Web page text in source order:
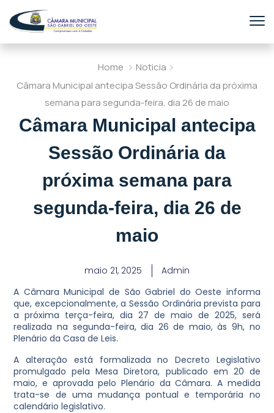
Home
Noticia
Câmara Municipal antecipa Sessão Ordinária da próxima
semana para segunda-feira, dia 26 de maio
Câmara Municipal antecipa
Sessão Ordinária da
próxima semana para
segunda-feira, dia 26 de
maio
maio 21, 2025
Admin
A Câmara Municipal de São Gabriel do Oeste informa
que, excepcionalmente, a Sessão Ordinária prevista para
a próxima terça-feira, dia 27 de maio de 2025, será
realizada na segunda-feira, dia 26 de maio, às 9h, no
Plenário da Casa de Leis.
A alteração está formalizada no Decreto Legislativo
promulgado pela Mesa Diretora, publicado em 20 de
maio, e aprovada pelo Plenário da Câmara. A medida
trata-se de uma mudança pontual e temporária no
calendário legislativo.